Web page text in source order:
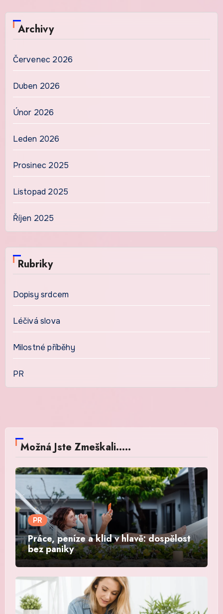
Archivy
Červenec 2026
Duben 2026
Únor 2026
Leden 2026
Prosinec 2025
Listopad 2025
Říjen 2025
Rubriky
Dopisy srdcem
Léčivá slova
Milostné příběhy
PR
Možná Jste Zmeškali.....
PR
Práce, peníze a klid v hlavě: dospělost
bez paniky